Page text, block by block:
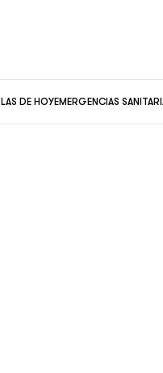
LAS DE HOYEMERGENCIAS